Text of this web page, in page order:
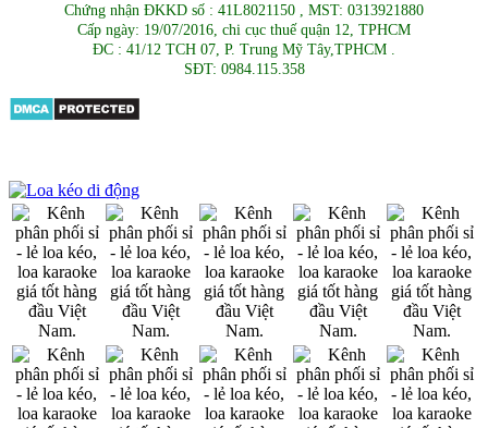
Chứng nhận ĐKKD số : 41L8021150 , MST: 0313921880
Cấp ngày: 19/07/2016, chi cục thuế quận 12, TPHCM
ĐC : 41/12 TCH 07, P. Trung Mỹ Tây,TPHCM .
SĐT: 0984.115.358